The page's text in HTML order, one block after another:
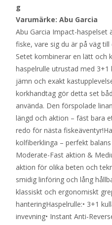
g
Varumärke: Abu Garcia
Abu Garcia Impact-
fiske, vare sig du är på väg
Setet kombinerar en lätt och
haspelrulle utrustad med
jämn och exakt
korkhandtag gör detta set
använda. Den förspolade
längd och aktion – fäst bara
redo för nästa
kolfiberklinga – perfekt
Moderate-Fast aktion &
aktion för olika beten och
smidig linföring och lång
klassiskt och ergonomiskt
hanteringHaspelrulle:• 3+1
invevning• Instant Anti-